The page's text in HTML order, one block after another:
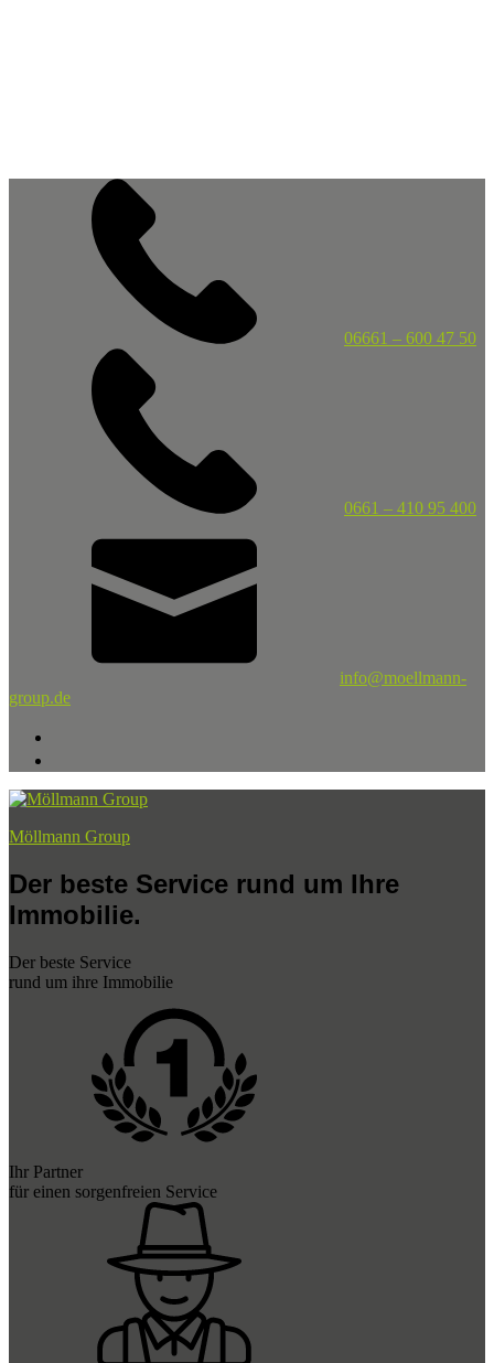
06661 – 600 47 50
0661 – 410 95 400
info@moellmann-
group.de
Möllmann Group
Der beste Service rund um Ihre
Immobilie.
Der beste Service
rund um ihre Immobilie
Ihr Partner
für einen sorgenfreien Service